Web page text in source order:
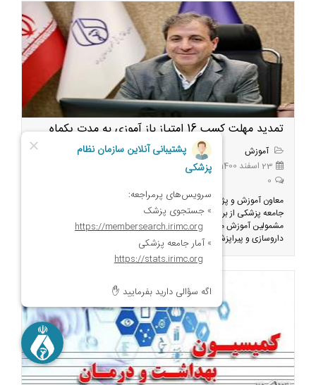
تمدید مهلت کسب 16 امتیاز باز آموزی به مدت یکماه
آموزش
23 اسفند 1400
0
معاون آموزش و پژوهش سازمان نظام پزشکی با اشاره به استقبال فوق‌العاده
مشمولین آموزش مداوم کشور شامل رشته‌های پزشکی، دندانپزشکی،
داروسازی و پیراپزشکی که هنوز موفق به ...